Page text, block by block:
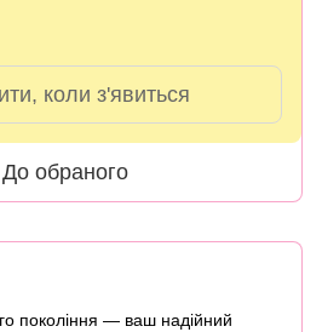
коли з'явиться
До обраного
покоління — ваш надійний